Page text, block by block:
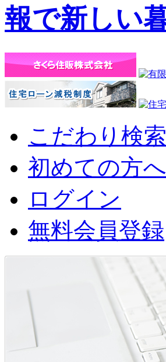
報で新しい
こだわり検索
初めての方へ
ログイン
無料会員登録